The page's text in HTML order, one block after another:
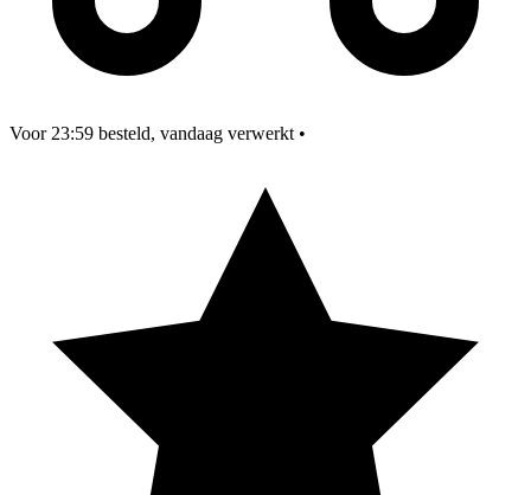
Voor 23:59 besteld, vandaag verwerkt •